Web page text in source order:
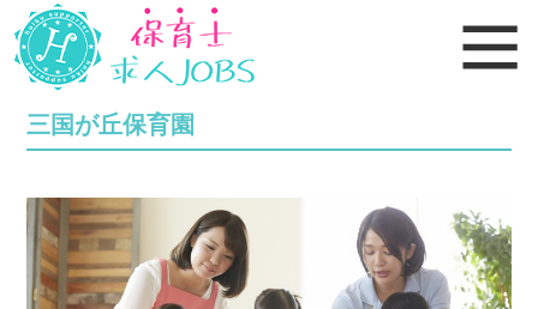
三国が丘保育園